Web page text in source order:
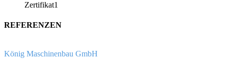
Zertifikat1
REFERENZEN
König Maschinenbau GmbH